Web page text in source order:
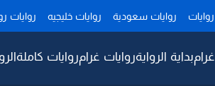
روايات روايات سعودية روايات خليجيه روايات
غرامبداية الروايةروايات غرامروايات كاملة